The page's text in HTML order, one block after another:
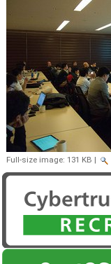
Full-size image: 131 KB |